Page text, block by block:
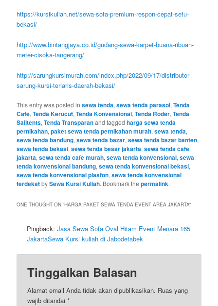
https://kursikuliah.net/sewa-sofa-premium-respon-cepat-setu-
bekasi/
http://www.bintangjaya.co.id/gudang-sewa-karpet-buana-ribuan-
meter-cisoka-tangerang/
http://sarungkursimurah.com/index.php/2022/09/17/distributor-
sarung-kursi-terlaris-daerah-bekasi/
This entry was posted insewa tenda,sewa tenda parasol,Tenda
Cafe,Tenda Kerucut,Tenda Konvensional,Tenda Roder,Tenda
Sailtents,Tenda Transparanand taggedharga sewa tenda
pernikahan,paket sewa tenda pernikahan murah,sewa tenda,
sewa tenda bandung,sewa tenda bazar,sewa tenda bazar banten,
sewa tenda bekasi,sewa tenda besar jakarta,sewa tenda cafe
jakarta,sewa tenda cafe murah,sewa tenda konvensional,sewa
tenda konvensional bandung,sewa tenda konvensional bekasi,
sewa tenda konvensional plasfon,sewa tenda konvensional
terdekatbySewa Kursi Kuliah. Bookmark thepermalink.
ONE THOUGHT ON “HARGA PAKET SEWA TENDA EVENT AREA JAKARTA”
Pingback:Jasa Sewa Sofa Oval Hitam Event Menara 165
JakartaSewa Kursi kuliah di Jabodetabek
Tinggalkan Balasan
Alamat email Anda tidak akan dipublikasikan. Ruas yang
wajib ditandai*